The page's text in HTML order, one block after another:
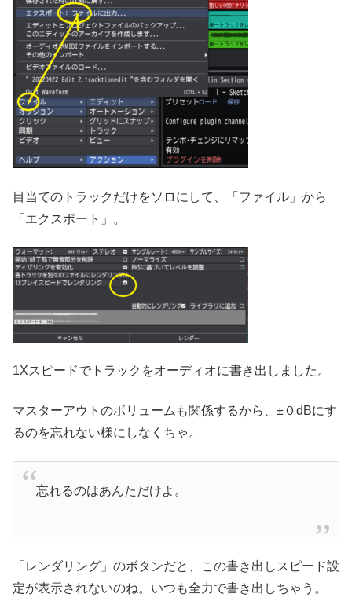
目当てのトラックだけをソロにして、「ファイル」から
「エクスポート」。
1Xスピードでトラックをオーディオに書き出しました。
マスターアウトのボリュームも関係するから、±０dBにす
るのを忘れない様にしなくちゃ。
忘れるのはあんただけよ。
「レンダリング」のボタンだと、この書き出しスピード設
定が表示されないのね。いつも全力で書き出しちゃう。